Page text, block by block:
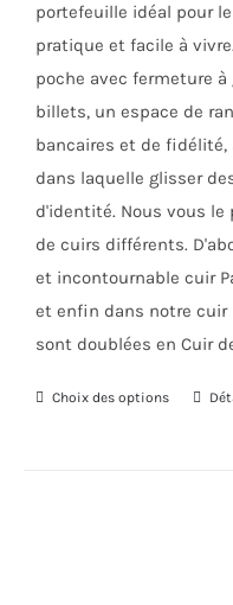
page
portefeuille idéal pour
pratique et facile à
poche avec fermeture
billets, un espace de
bancaires et de fidélité,
dans laquelle glisser
d'identité. Nous vous
de cuirs différents.
et incontournable cuir
et enfin dans notre cuir
sont doublées en Cuir
Choix des options
Ce